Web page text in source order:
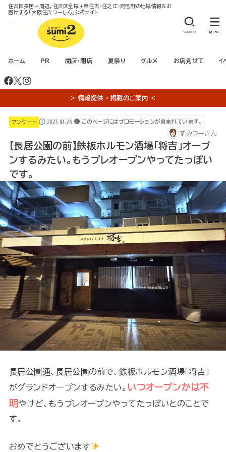
住吉区長居＋周辺。住吉区全域＋東住吉・住之江・阿倍野の地域情報をお
届けする「大阪住吉つーしん」公式サイト
ホーム PR 開店・閉店 夏祭り グルメ お店見せて イ
SEARCH MENU
＞ 情報提供 ・ 掲載のご案内 ＜
アンケート 2025.04.26 このページにはプロモーションが含まれています。
すみつーさん
【長居公園の前】鉄板ホルモン酒場「将吉」オープ
ンするみたい。もうプレオープンやってたっぽい
です。
長居公園通、長居公園の前で、鉄板ホルモン酒場「将吉」
がグランドオープンするみたい。 いつオープンかは不
明 やけど、もうプレオープンやってたっぽいとのことで
す。
おめでとうございます